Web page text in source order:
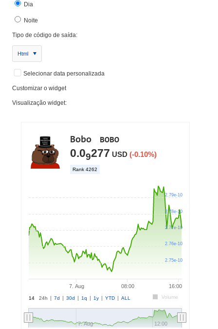
Dia
Noite
Tipo de código de saída:
Html
Selecionar data personalizada
Customizar o widget
Visualização widget: